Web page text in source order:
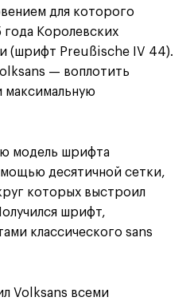
для которого
года Королевских
(шрифт Preußische IV 44).
— воплотить
максимальную
модель шрифта
десятичной сетки,
которых выстроил
шрифт,
классического sans
Volksans всеми